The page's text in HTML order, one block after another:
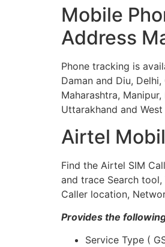
Mobile
Address
Phone tracking is
Daman and Diu,
Maharashtra,
Uttarakhand and West
Airtel
Find the Airtel SIM
and trace Search
Caller location,
Provides the
Service Type (